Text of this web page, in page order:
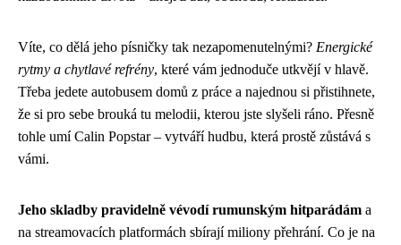
Víte, co dělá jeho písničky tak nezapomenutelnými? Energické
rytmy a chytlavé refrény, které vám jednoduče utkvějí v hlavě.
Třeba jedete autobusem domů z práce a najednou si přistihnete,
že si pro sebe brouká tu melodii, kterou jste slyšeli ráno. Přesně
tohle umí Calin Popstar – vytváří hudbu, která prostě zůstává s
vámi.
Jeho skladby pravidelně vévodí rumunským hitparádám a
na streamovacích platformách sbírají miliony přehrání. Co je na